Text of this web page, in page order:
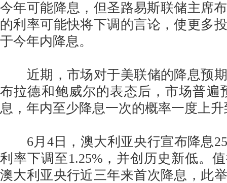
今年可能降息，但圣路易斯联储主席
的利率可能快将下调的言论，使更多
于今年内降息。
近期，市场对于美联储的降息预期
布拉德和鲍威尔的表态后，市场普遍
息，年内至少降息一次的概率一度上升
6月4日，澳大利亚央行宣布降息
利率下调至1.25%，并创历史新低。
澳大利亚央行近三年来首次降息，此